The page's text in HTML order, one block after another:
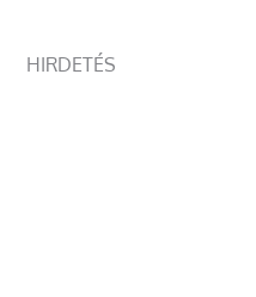
HIRDETÉS